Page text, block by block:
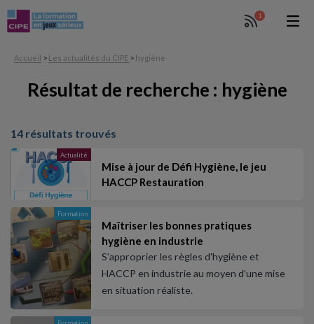
1
Accueil > Les actualités du CIPE > hygiène
Résultat de recherche : hygiène
14 résultats trouvés
Actualité
Mise à jour de Défi Hygiène, le jeu
HACCP Restauration
Formation
Maîtriser les bonnes pratiques
hygiène en industrie
S’approprier les règles d'hygiène et
HACCP en industrie au moyen d’une mise
en situation réaliste.